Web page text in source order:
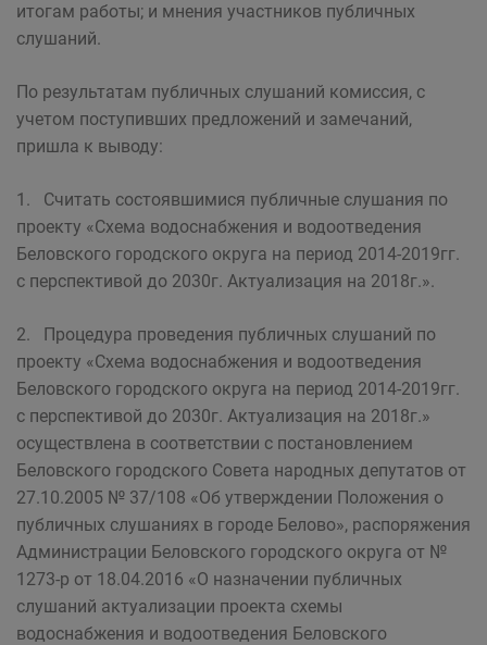
итогам работы; и мнения участников публичных
слушаний.
По результатам публичных слушаний комиссия, с
учетом поступивших предложений и замечаний,
пришла к выводу:
1. Считать состоявшимися публичные слушания по
проекту «Схема водоснабжения и водоотведения
Беловского городского округа на период 2014-2019гг.
с перспективой до 2030г. Актуализация на 2018г.».
2. Процедура проведения публичных слушаний по
проекту «Схема водоснабжения и водоотведения
Беловского городского округа на период 2014-2019гг.
с перспективой до 2030г. Актуализация на 2018г.»
осуществлена в соответствии с постановлением
Беловского городского Совета народных депутатов от
27.10.2005 № 37/108 «Об утверждении Положения о
публичных слушаниях в городе Белово», распоряжения
Администрации Беловского городского округа от №
1273-р от 18.04.2016 «О назначении публичных
слушаний актуализации проекта схемы
водоснабжения и водоотведения Беловского